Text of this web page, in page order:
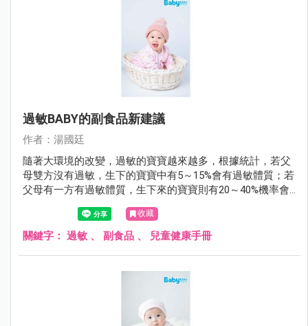
過敏BABY的副食品新建議
作者：湯國廷
隨著大環境的改變，過敏的寶寶越來越多，根據統計，若父
母雙方沒有過敏，生下的寶寶中有5～15%會有過敏體質；若
父母有一方有過敏體質，生下來的寶寶則有20～40%機率會
有過敏體質；若父母雙方都有過敏體質，生下的寶寶過敏的
機會則大增到40～80%。 收藏
關鍵字： 過敏 、 副食品 、 兒童健康手冊